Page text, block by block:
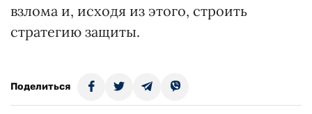
взлома и, исходя из этого, строить
стратегию защиты.
Поделиться